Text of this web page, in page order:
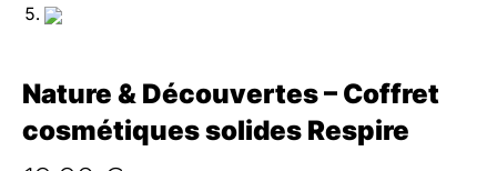
Nature & Découvertes – Coffret
cosmétiques solides Respire